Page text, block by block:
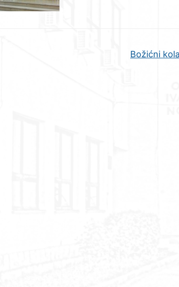
Božićni